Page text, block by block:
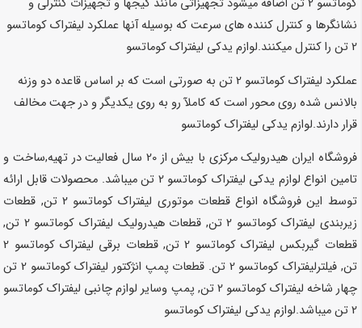
نشانگرها و کنترل کننده های سرعت که بوسیله آنها عملکرد لیفتراک کوماتسو
2 تن را کنترل میکنند.
لوازم یدکی لیفتراک کوماتسو
عملکرد لیفتراک کوماتسو 2 تن به صورتی است که بر اساس قاعده دو وزنه
بالانس شده روی محور است که کاملآ رو به روی یکدیگر و در جهت مخالف
قرار دارند.لوازم یدکی لیفتراک کوماتسو
فروشگاه ایران هیدرولیک مرکزی با بیش از 20 سال فعالیت در تهیه,ساخت و
تامین انواع لوازم یدکی لیفتراک کوماتسو 2 تن میباشد. محصولات قابل ارائه
توسط این فروشگاه انواع قطعات موتوری لیفتراک کوماتسو 2 تن, قطعات
زیربندی لیفتراک کوماتسو 2 تن, قطعات هیدرولیک لیفتراک کوماتسو 2 تن,
قطعات گیربکس لیفتراک کوماتسو 2 تن, قطعات برقی لیفتراک کوماتسو 2
تن, فیلترلیفتراک کوماتسو 2 تن. قطعات پمپ انژکتور لیفتراک کوماتسو 2 تن
چهار شاخه لیفتراک کوماتسو 2 تن, پمپ وسایر لوازم چانبی لیفتراک کوماتسو
2 تن میباشد.
لوازم یدکی لیفتراک کوماتسو